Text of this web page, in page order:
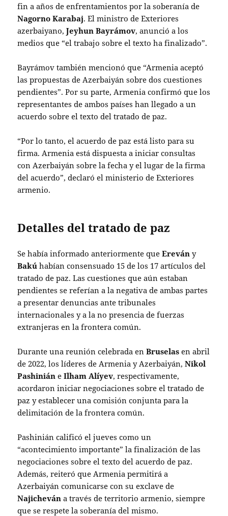
fin a años de enfrentamientos por la soberanía de
Nagorno Karabaj. El ministro de Exteriores
azerbaiyano,Jeyhun Bayrámov, anunció a los
medios que “el trabajo sobre el texto ha finalizado”.
Bayrámov también mencionó que “Armenia aceptó
las propuestas de Azerbaiyán sobre dos cuestiones
pendientes”. Por su parte, Armenia confirmó que los
representantes de ambos países han llegado a un
acuerdo sobre el texto del tratado de paz.
“Por lo tanto, el acuerdo de paz está listo para su
firma. Armenia está dispuesta a iniciar consultas
con Azerbaiyán sobre la fecha y el lugar de la firma
del acuerdo”, declaró el ministerio de Exteriores
armenio.
Detalles del tratado de paz
Se había informado anteriormente queEreván y
Bakú habían consensuado 15 de los 17 artículos del
tratado de paz. Las cuestiones que aún estaban
pendientes se referían a la negativa de ambas partes
a presentar denuncias ante tribunales
internacionales y a la no presencia de fuerzas
extranjeras en la frontera común.
Durante una reunión celebrada enBruselas en abril
de 2022, los líderes de Armenia y Azerbaiyán,Nikol
Pashinián eIlham Alíyev, respectivamente,
acordaron iniciar negociaciones sobre el tratado de
paz y establecer una comisión conjunta para la
delimitación de la frontera común.
Pashinián calificó el jueves como un
“acontecimiento importante” la finalización de las
negociaciones sobre el texto del acuerdo de paz.
Además, reiteró que Armenia permitirá a
Azerbaiyán comunicarse con su exclave de
Najicheván a través de territorio armenio, siempre
que se respete la soberanía del mismo.